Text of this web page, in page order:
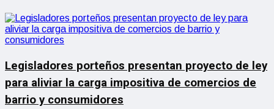
Legisladores porteños presentan proyecto de ley
para aliviar la carga impositiva de comercios de
barrio y consumidores